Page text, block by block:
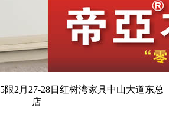
限2月27-28日红树湾家具中山大道东总
店